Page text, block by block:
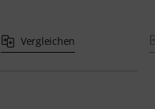
Vergleichen